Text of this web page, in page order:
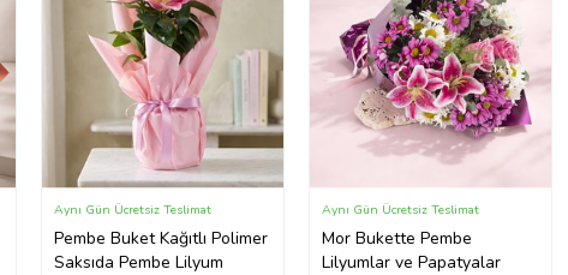
Pembe Buket Kağıtlı Polimer
Saksıda Pembe Lilyum
Aynı Gün Ücretsiz Teslimat
Mor Bukette Pembe
Lilyumlar ve Papatyalar
Aynı Gün Ücretsiz Teslimat